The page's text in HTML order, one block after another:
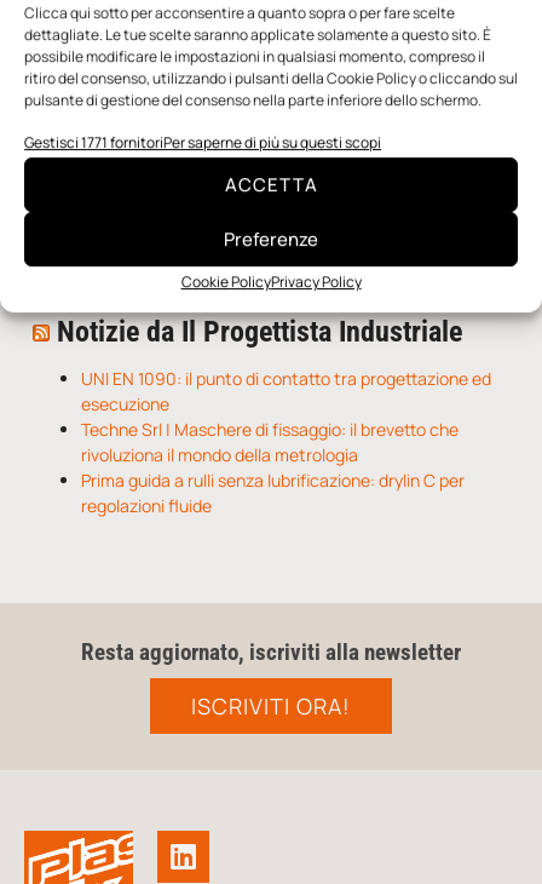
Clicca qui sotto per acconsentire a quanto sopra o per fare scelte
dettagliate. Le tue scelte saranno applicate solamente a questo sito. È
possibile modificare le impostazioni in qualsiasi momento, compreso il
ritiro del consenso, utilizzando i pulsanti della Cookie Policy o cliccando sul
pulsante di gestione del consenso nella parte inferiore dello schermo.
Gestisci 1771 fornitoriPer saperne di più su questi scopi
ACCETTA
Preferenze
Cookie PolicyPrivacy Policy
Edicola Web
Notizie da Meccanicanews
I nanonastri di grafene come potenziali sensori per i
con un singolo motore
Notizie da Il Progettista Industriale
UNI EN 1090: il punto di contatto tra progettazione ed
esecuzione
Techne Srl | Maschere di fissaggio: il brevetto che
rivoluziona il mondo della metrologia
Prima guida a rulli senza lubrificazione: drylin C per
regolazioni fluide
Resta aggiornato, iscriviti alla newsletter
ISCRIVITI ORA!